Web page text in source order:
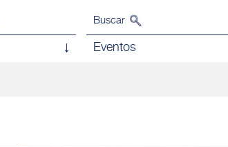
Buscar
Eventos